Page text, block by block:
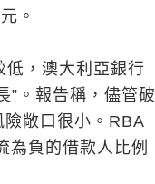
。
低，澳大利亞銀行
”。報告稱，儘管破
敞口很小。RBA
為負的借款人比例